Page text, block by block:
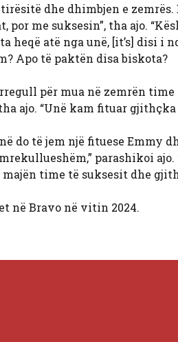
dhe dhimbjen e
me suksesin”, tha ajo.
atë nga unë, [it’s] disi i
Apo të paktën disa biskota?
për mua në zemrën
ajo. “Unë kam fituar
do të jem një fituese Emmy
parashikoi ajo.
time të suksesit dhe
në Bravo në vitin 2024.